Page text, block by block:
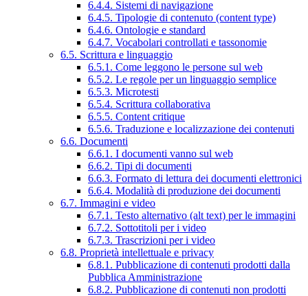
6.4.4. Sistemi di navigazione
6.4.5. Tipologie di contenuto (content type)
6.4.6. Ontologie e standard
6.4.7. Vocabolari controllati e tassonomie
6.5. Scrittura e linguaggio
6.5.1. Come leggono le persone sul web
6.5.2. Le regole per un linguaggio semplice
6.5.3. Microtesti
6.5.4. Scrittura collaborativa
6.5.5. Content critique
6.5.6. Traduzione e localizzazione dei contenuti
6.6. Documenti
6.6.1. I documenti vanno sul web
6.6.2. Tipi di documenti
6.6.3. Formato di lettura dei documenti elettronici
6.6.4. Modalità di produzione dei documenti
6.7. Immagini e video
6.7.1. Testo alternativo (alt text) per le immagini
6.7.2. Sottotitoli per i video
6.7.3. Trascrizioni per i video
6.8. Proprietà intellettuale e privacy
6.8.1. Pubblicazione di contenuti prodotti dalla
Pubblica Amministrazione
6.8.2. Pubblicazione di contenuti non prodotti